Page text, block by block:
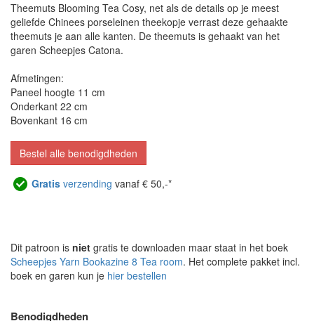
Theemuts Blooming Tea Cosy, net als de details op je meest
geliefde Chinees porseleinen theekopje verrast deze gehaakte
theemuts je aan alle kanten. De theemuts is gehaakt van het
garen Scheepjes Catona.
Afmetingen:
Paneel hoogte 11 cm
Onderkant 22 cm
Bovenkant 16 cm
Bestel alle benodigdheden
Gratis verzending vanaf € 50,-*
Dit patroon is niet gratis te downloaden maar staat in het boek
Scheepjes Yarn Bookazine 8 Tea room. Het complete pakket incl.
boek en garen kun je hier bestellen
Benodigdheden